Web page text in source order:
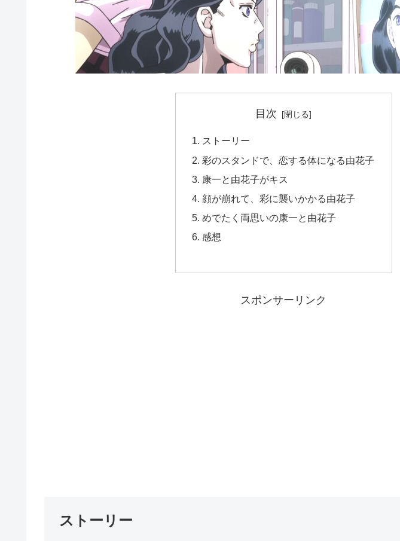
目次
ストーリー
彩のスタンドで、恋する体になる由花子
康一と由花子がキス
顔が崩れて、彩に襲いかかる由花子
めでたく両思いの康一と由花子
感想
スポンサーリンク
ストーリー